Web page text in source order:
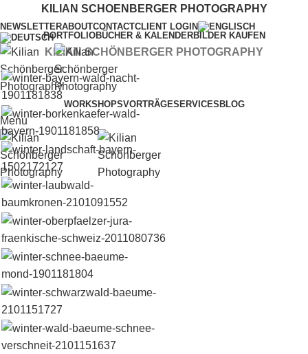
KILIAN SCHOENBERGER PHOTOGRAPHY
NEWSLETTERABOUTCONTACTCLIENT LOGIN
KILIAN SCHÖNBERGER PHOTOGRAPHY
PORTFOLIOBÜCHER & KALENDERBILDER KAUFEN
WORKSHOPSVORTRÄGESERVICES BLOG
Menu